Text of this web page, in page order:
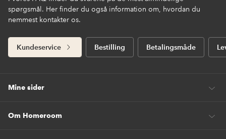
spørgsmål. Her finder du også information om, hvordan du
nemmest kontakter os.
Kundeservice Bestilling Betalingsmåde
Mine sider
Om Homeroom